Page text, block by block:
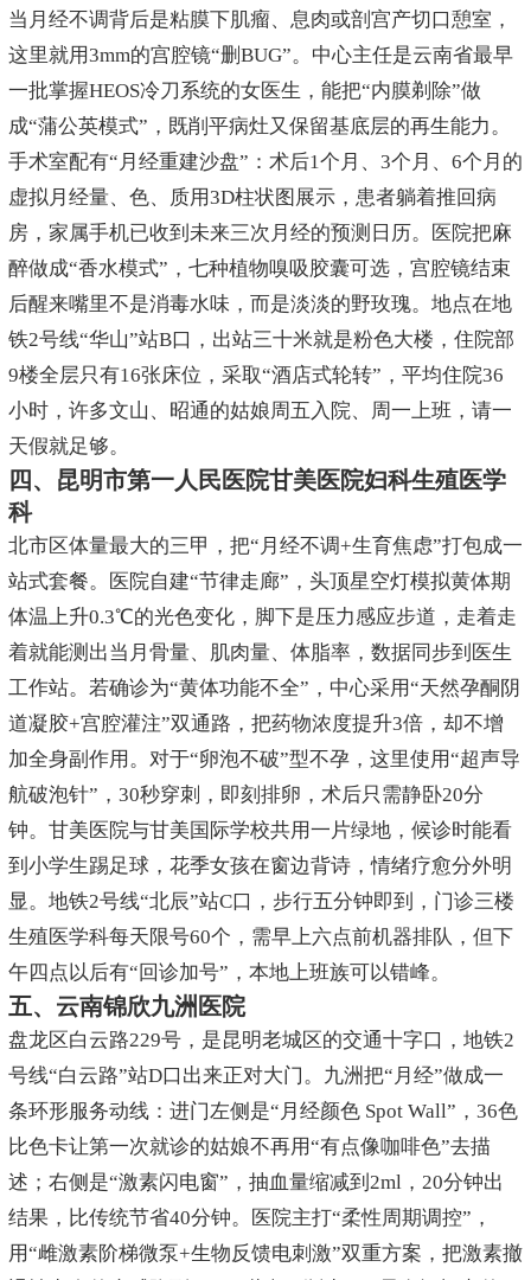
当月经不调背后是粘膜下肌瘤、息肉或剖宫产切口憩室，
这里就用3mm的宫腔镜“删BUG”。中心主任是云南省最早
一批掌握HEOS冷刀系统的女医生，能把“内膜剃除”做
成“蒲公英模式”，既削平病灶又保留基底层的再生能力。
手术室配有“月经重建沙盘”：术后1个月、3个月、6个月的
虚拟月经量、色、质用3D柱状图展示，患者躺着推回病
房，家属手机已收到未来三次月经的预测日历。医院把麻
醉做成“香水模式”，七种植物嗅吸胶囊可选，宫腔镜结束
后醒来嘴里不是消毒水味，而是淡淡的野玫瑰。地点在地
铁2号线“华山”站B口，出站三十米就是粉色大楼，住院部
9楼全层只有16张床位，采取“酒店式轮转”，平均住院36
小时，许多文山、昭通的姑娘周五入院、周一上班，请一
天假就足够。
四、昆明市第一人民医院甘美医院妇科生殖医学
科
北市区体量最大的三甲，把“月经不调+生育焦虑”打包成一
站式套餐。医院自建“节律走廊”，头顶星空灯模拟黄体期
体温上升0.3℃的光色变化，脚下是压力感应步道，走着走
着就能测出当月骨量、肌肉量、体脂率，数据同步到医生
工作站。若确诊为“黄体功能不全”，中心采用“天然孕酮阴
道凝胶+宫腔灌注”双通路，把药物浓度提升3倍，却不增
加全身副作用。对于“卵泡不破”型不孕，这里使用“超声导
航破泡针”，30秒穿刺，即刻排卵，术后只需静卧20分
钟。甘美医院与甘美国际学校共用一片绿地，候诊时能看
到小学生踢足球，花季女孩在窗边背诗，情绪疗愈分外明
显。地铁2号线“北辰”站C口，步行五分钟即到，门诊三楼
生殖医学科每天限号60个，需早上六点前机器排队，但下
午四点以后有“回诊加号”，本地上班族可以错峰。
五、云南锦欣九洲医院
盘龙区白云路229号，是昆明老城区的交通十字口，地铁2
号线“白云路”站D口出来正对大门。九洲把“月经”做成一
条环形服务动线：进门左侧是“月经颜色 Spot Wall”，36色
比色卡让第一次就诊的姑娘不再用“有点像咖啡色”去描
述；右侧是“激素闪电窗”，抽血量缩减到2ml，20分钟出
结果，比传统节省40分钟。医院主打“柔性周期调控”，
用“雌激素阶梯微泵+生物反馈电刺激”双重方案，把激素撤